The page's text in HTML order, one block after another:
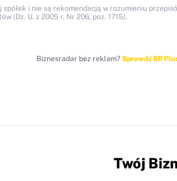
i nie są rekomendacją w rozumieniu
(Dz. U. z 2005 r. Nr 206, poz. 1715).
Biznesradar bez reklam? Sprawdź BR
Twój